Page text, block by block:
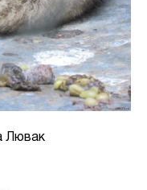
Лювак